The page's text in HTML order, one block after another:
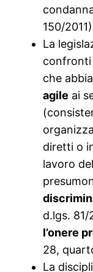
150/
La
confronti
che
agile ai
diretti o
lavoro
d.lgs.
l’onere
28,
La